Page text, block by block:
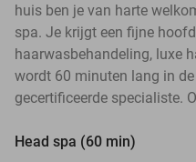
huis ben je van harte
spa. Je krijgt een fijne
haarwasbehandeling, luxe
wordt 60 minuten lang in
gecertificeerde specialiste.
Head spa (60 min)